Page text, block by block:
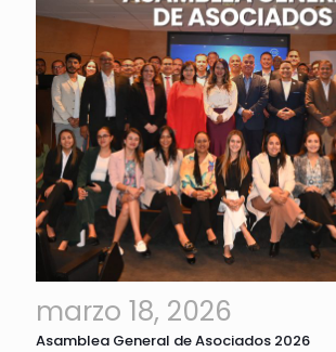
marzo 18, 2026
Asamblea General de Asociados 2026